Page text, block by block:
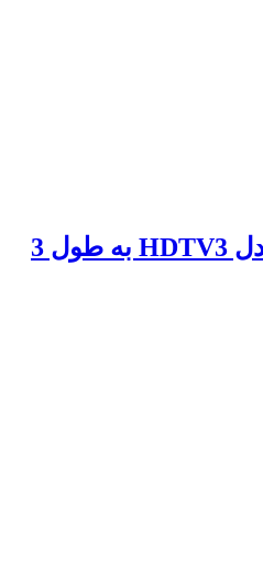
کابل HDMI رویال مدل HDTV3 به طول 3